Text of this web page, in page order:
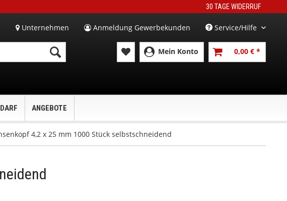
30 TAGE WIDERRUF
Unternehmen Anmeldung Gewerbekunden Service/Hilfe
Mein Konto 0,00 € *
ANGEBOTE
4,2 x 25 mm 1000 Stück selbstschneidend